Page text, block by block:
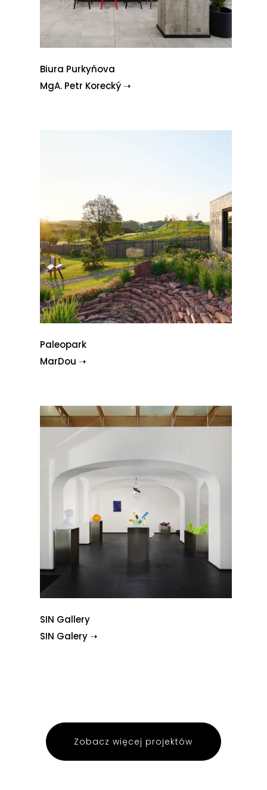
Biura Purkyňova
MgA. Petr Korecký ➝
Paleopark
MarDou ➝
SIN Gallery
SIN Galery ➝
Zobacz więcej projektów